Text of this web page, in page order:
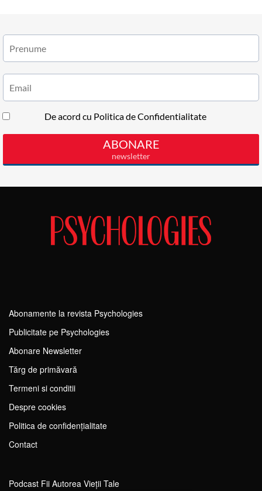
Abonamente la revista Psychologies
Publicitate pe Psychologies
Abonare Newsletter
Tărg de primăvară
Termeni si conditii
Despre cookies
Politica de confidențialitate
Contact
Podcast Fii Autorea Vieții Tale